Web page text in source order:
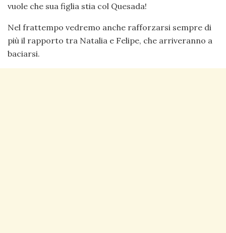
vuole che sua figlia stia col Quesada!
Nel frattempo vedremo anche rafforzarsi sempre di
più il rapporto tra Natalia e Felipe, che arriveranno a
baciarsi.